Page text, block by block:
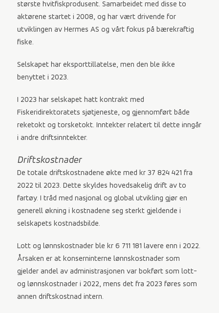
største hvitfiskprodusent. Samarbeidet med disse to
aktørene startet i 2008, og har vært drivende for
utviklingen av Hermes AS og vårt fokus på bærekraftig
fiske.
Selskapet har eksporttillatelse, men den ble ikke
benyttet i 2023.
I 2023 har selskapet hatt kontrakt med
Fiskeridirektoratets sjøtjeneste, og gjennomført både
reketokt og torsketokt. Inntekter relatert til dette inngår
i andre driftsinntekter.
Driftskostnader
De totale driftskostnadene økte med kr 37 824 421 fra
2022 til 2023. Dette skyldes hovedsakelig drift av to
fartøy. I tråd med nasjonal og global utvikling gjør en
generell økning i kostnadene seg sterkt gjeldende i
selskapets kostnadsbilde.
Lott og lønnskostnader ble kr 6 711 181 lavere enn i 2022.
Årsaken er at konserninterne lønnskostnader som
gjelder andel av administrasjonen var bokført som lott-
og lønnskostnader i 2022, mens det fra 2023 føres som
annen driftskostnad intern.